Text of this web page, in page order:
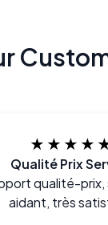
Qualité Prix
qualité-
aidant, très